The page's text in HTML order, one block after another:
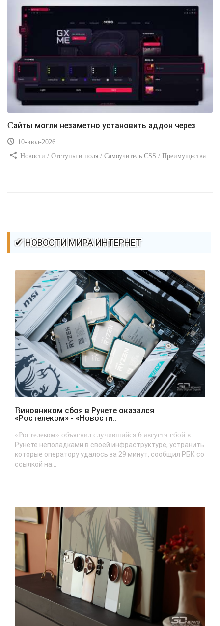
Сайты могли незаметно установить аддон через
10-июл-2026
Новости / Отступы и поля / Самоучитель CSS / Преимущества
✔ НОВОСТИ МИРА ИНТЕРНЕТ
Виновником сбоя в Рунете оказался
«Ростелеком» - «Новости..
«Ростелеком» объяснил случившийся 6 августа сбой в
Рунете неполадками в своей инфраструктуре, устранить
которые оператору удалось за 29 минут, сообщил РБК со
ссылкой на...